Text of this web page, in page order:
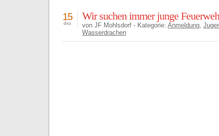
Wir suchen immer junge
15
dez von JF Mohlsdorf - Kategorie: Anmeldung,
Wasserdrachen